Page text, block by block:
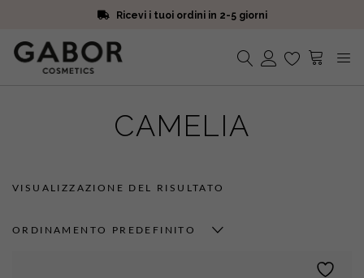
Ricevi i tuoi ordini in 2-5 giorni
Iscriviti alla Newsletter. 15% di sconto e spedizione gratuita
Ricevi i tuoi ordini in 2-5 giorni
CAMELIA
VISUALIZZAZIONE DEL RISULTATO
ORDINAMENTO PREDEFINITO